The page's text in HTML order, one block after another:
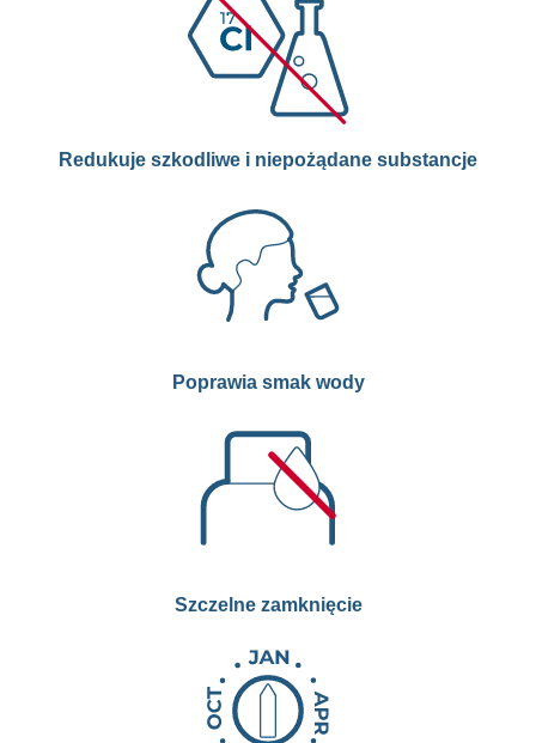
Redukuje szkodliwe i niepożądane substancje
Poprawia smak wody
Szczelne zamknięcie